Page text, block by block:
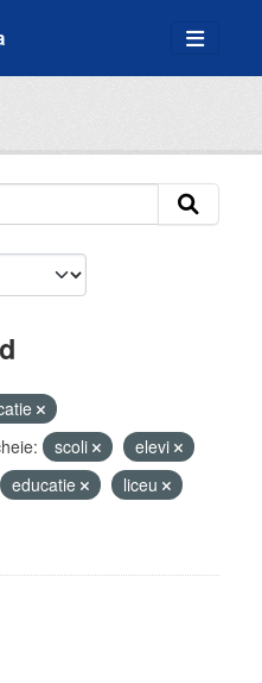
scoli
elevi
educatie
liceu